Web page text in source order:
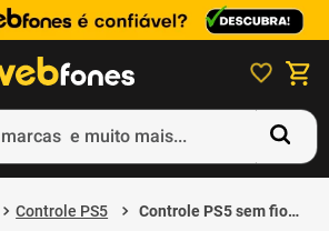
e muito mais...
Controle PS5
Controle PS5 sem fio